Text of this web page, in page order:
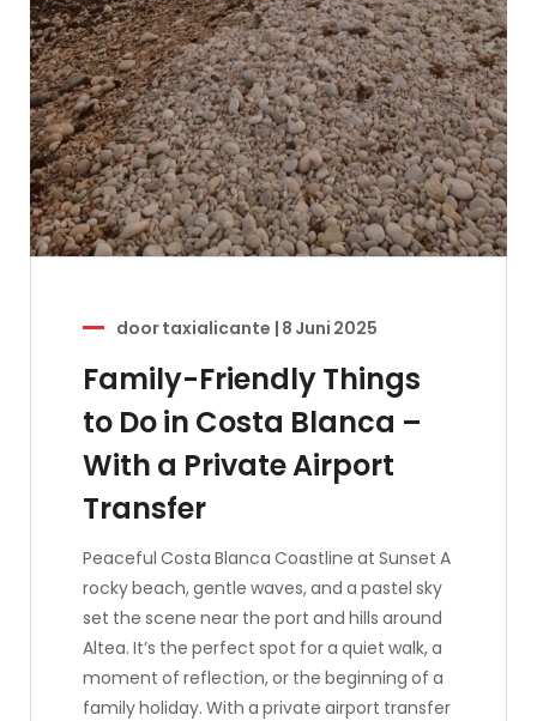
doortaxialicante | 8 Juni 2025
Family-Friendly Things
to Do in Costa Blanca –
With a Private Airport
Transfer
Peaceful Costa Blanca Coastline at Sunset A
rocky beach, gentle waves, and a pastel sky
set the scene near the port and hills around
Altea. It’s the perfect spot for a quiet walk, a
moment of reflection, or the beginning of a
family holiday. With a private airport transfer